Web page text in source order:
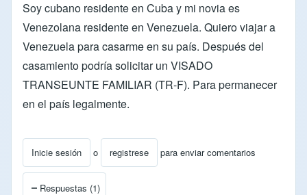
Soy cubano residente en Cuba y mi novia es
Venezolana residente en Venezuela. Quiero viajar a
Venezuela para casarme en su país. Después del
casamiento podría solicitar un VISADO
TRANSEUNTE FAMILIAR (TR-F). Para permanecer
en el país legalmente.
Inicie sesión o registrese para enviar comentarios
Respuestas (1)